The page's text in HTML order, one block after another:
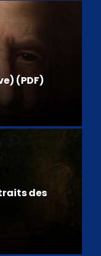
(PDF)
des